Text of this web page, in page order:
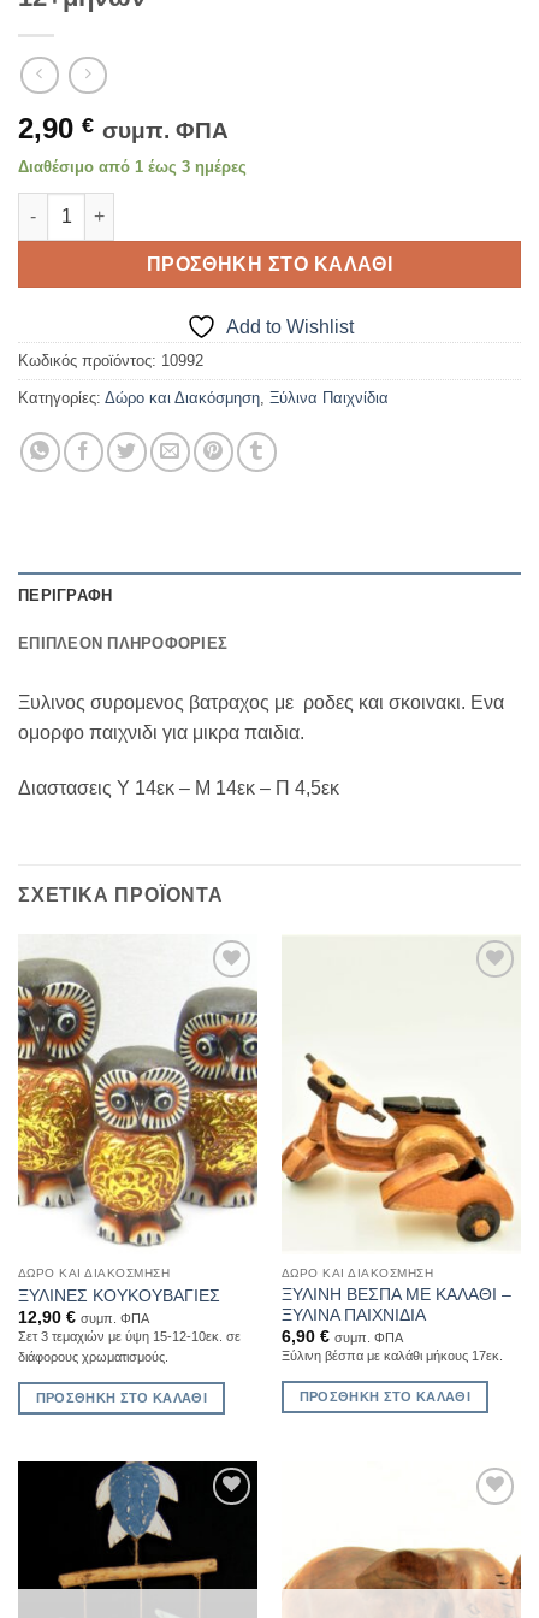
2,90 € συμπ. ΦΠΑ
Διαθέσιμο από 1 έως 3 ημέρες
ΞΥΛΙΝΟΣ ΣΥΡΟΜΕΝΟΣ ΒΑΤΡΑΧΟΣ για 12+μηνων ποσότητα
ΠΡΟΣΘΉΚΗ ΣΤΟ ΚΑΛΆΘΙ
Add to Wishlist
Κωδικός προϊόντος: 10992
Κατηγορίες: Δώρο και Διακόσμηση, Ξύλινα Παιχνίδια
ΠΕΡΙΓΡΑΦΉ
ΕΠΙΠΛΈΟΝ ΠΛΗΡΟΦΟΡΊΕΣ
Ξυλινος συρομενος βατραχος με ροδες και σκοινακι. Ενα
ομορφο παιχνιδι για μικρα παιδια.
Διαστασεις Υ 14εκ – Μ 14εκ – Π 4,5εκ
ΣΧΕΤΙΚΆ ΠΡΟΪΌΝΤΑ
Add to
Wishlist
ΔΏΡΟ ΚΑΙ ΔΙΑΚΌΣΜΗΣΗ
ΞΥΛΙΝΕΣ ΚΟΥΚΟΥΒΑΓΙΕΣ
12,90 € συμπ. ΦΠΑ
Σετ 3 τεμαχιών με ύψη 15-12-10εκ. σε
διάφορους χρωματισμούς.
ΠΡΟΣΘΉΚΗ ΣΤΟ ΚΑΛΆΘΙ
ΔΏΡΟ ΚΑΙ ΔΙΑΚΌΣΜΗΣΗ
ΞΥΛΙΝΗ ΒΕΣΠΑ ΜΕ ΚΑΛΑΘΙ –
ΞΥΛΙΝΑ ΠΑΙΧΝΙΔΙΑ
6,90 € συμπ. ΦΠΑ
Ξύλινη βέσπα με καλάθι μήκους 17εκ.
ΠΡΟΣΘΉΚΗ ΣΤΟ ΚΑΛΆΘΙ